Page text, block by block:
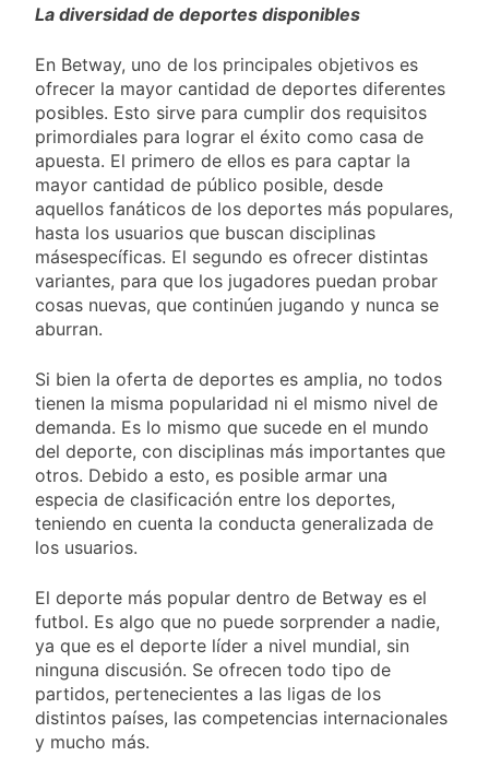
La diversidad de deportes disponibles
En Betway, uno de los principales objetivos es
ofrecer la mayor cantidad de deportes diferentes
posibles. Esto sirve para cumplir dos requisitos
primordiales para lograr el éxito como casa de
apuesta. El primero de ellos es para captar la
mayor cantidad de público posible, desde
aquellos fanáticos de los deportes más populares,
hasta los usuarios que buscan disciplinas
másespecíficas. El segundo es ofrecer distintas
variantes, para que los jugadores puedan probar
cosas nuevas, que continúen jugando y nunca se
aburran.
Si bien la oferta de deportes es amplia, no todos
tienen la misma popularidad ni el mismo nivel de
demanda. Es lo mismo que sucede en el mundo
del deporte, con disciplinas más importantes que
otros. Debido a esto, es posible armar una
especia de clasificación entre los deportes,
teniendo en cuenta la conducta generalizada de
los usuarios.
El deporte más popular dentro de Betway es el
futbol. Es algo que no puede sorprender a nadie,
ya que es el deporte líder a nivel mundial, sin
ninguna discusión. Se ofrecen todo tipo de
partidos, pertenecientes a las ligas de los
distintos países, las competencias internacionales
y mucho más.